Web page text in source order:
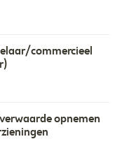
commercieel
opnemen